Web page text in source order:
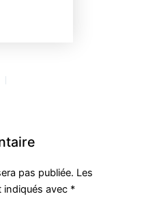
pas publiée. Les
avec *